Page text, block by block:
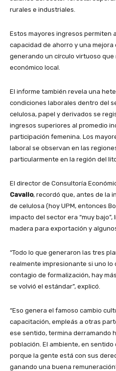
rurales e industriales.
Estos mayores ingresos permiten
capacidad de ahorro y una mejora
generando un círculo virtuoso
económico local.
El informe también revela una
condiciones laborales dentro del
celulosa, papel y derivados se
ingresos superiores al promedio
participación femenina. Los
laboral se observan en las
particularmente en la región del
El director de Consultoría
Cavallo, recordó que, antes de la
de celulosa (hoy UPM, entonces
impacto del sector era “muy
madera para exportación y
“Todo lo que generaron las tres
realmente impresionante si uno lo
contagio de formalización, hay
se volvió el estándar”, explicó.
“Eso genera el famoso cambio
capacitación, empleás a otras
ese sentido, termina derramando
población. El ambiente, en
porque la gente está con sus
ganando una buena